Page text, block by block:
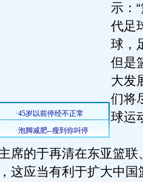
示：
代足
球，
但是
大发
们将
球运
的于再清在东亚篮联
这应当有利于扩大中国